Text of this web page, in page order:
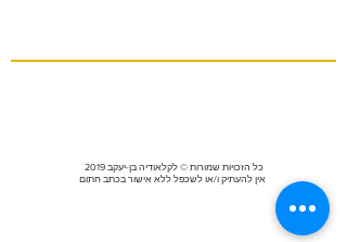
2019 כל הזכויות שמורות © לקלאודיה בן-יעקב